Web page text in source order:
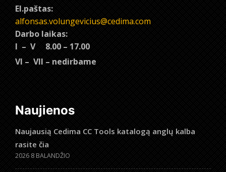
El.paštas:
alfonsas.volungevicius@cedima.com
Darbo laikas:
I – V 8.00 – 17.00
VI – VII – nedirbame
Naujienos
Naujausią Cedima CC Tools katalogą anglų kalba
rasite čia
2026 8 BALANDŽIO